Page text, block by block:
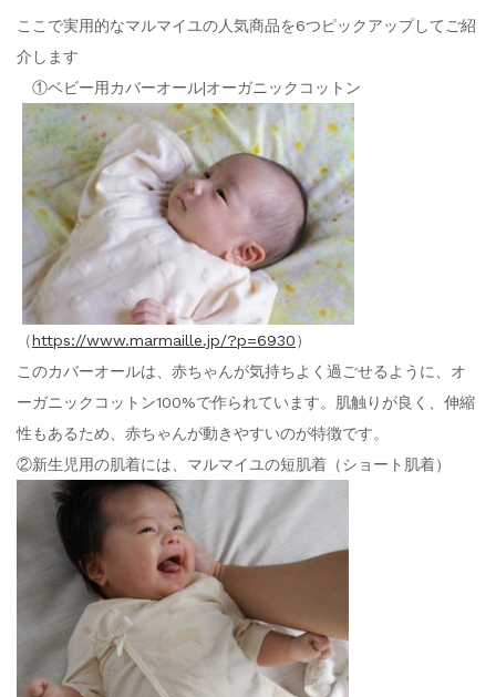
ここで実用的なマルマイユの人気商品を6つピックアップしてご紹
介します
①ベビー用カバーオール|オーガニックコットン
（https://www.marmaille.jp/?p=6930）
このカバーオールは、赤ちゃんが気持ちよく過ごせるように、オ
ーガニックコットン100%で作られています。肌触りが良く、伸縮
性もあるため、赤ちゃんが動きやすいのが特徴です。
②新生児用の肌着には、マルマイユの短肌着（ショート肌着）